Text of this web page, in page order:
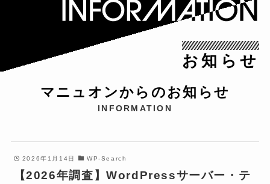
お知らせ
マニュオンからのお知らせ
INFORMATION
2026年1月14日 WP-Search
【2026年調査】WordPressサーバー・テ